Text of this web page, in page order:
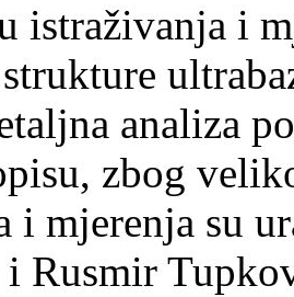
istraživanja i
analiza
zbog
i mjerenja su
Rusmir